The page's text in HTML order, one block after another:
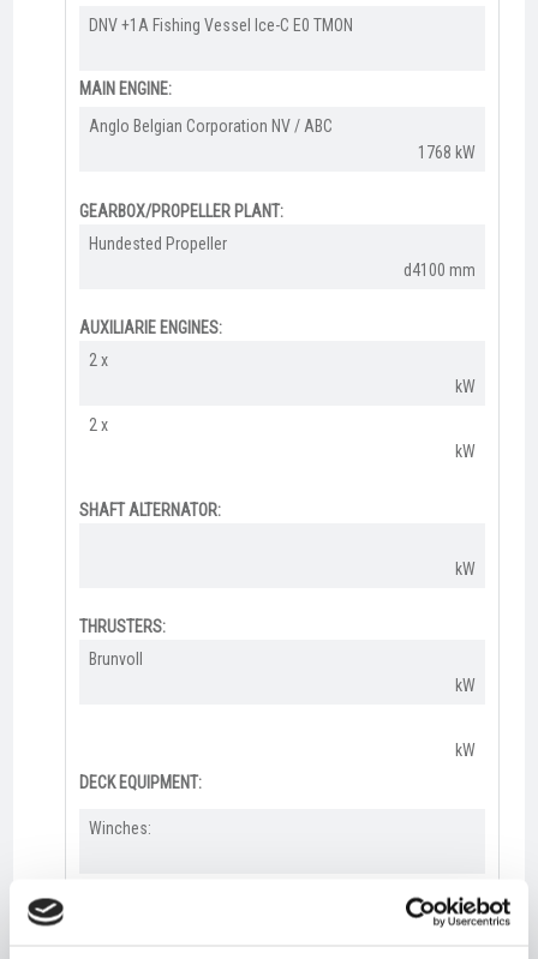
​DNV +1A Fishing Vessel Ice-C E0 TMON
MAIN ENGINE:
​​Anglo Belgian Corporation NV / ABC
1768 kW
GEARBOX/PROPELLER PLANT:
Hundested Propeller​
d4100 mm
AUXILIARIE ENGINES:
2 x
kW
2 x
kW
SHAFT ALTERNATOR:
kW
THRUSTERS:
Brunvoll
kW
kW
DECK EQUIPMENT:
Winches: